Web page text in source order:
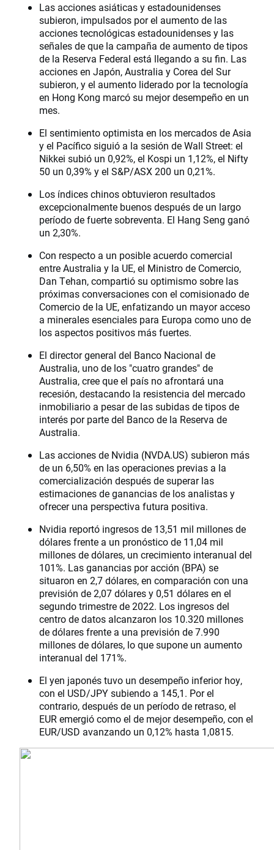
Las acciones asiáticas y estadounidenses
subieron, impulsados ​​por el aumento de las
acciones tecnológicas estadounidenses y las
señales de que la campaña de aumento de tipos
de la Reserva Federal está llegando a su fin. Las
acciones en Japón, Australia y Corea del Sur
subieron, y el aumento liderado por la tecnología
en Hong Kong marcó su mejor desempeño en un
mes.
El sentimiento optimista en los mercados de Asia
y el Pacífico siguió a la sesión de Wall Street: el
Nikkei subió un 0,92%, el Kospi un 1,12%, el Nifty
50 un 0,39% y el S&P/ASX 200 un 0,21%.
Los índices chinos obtuvieron resultados
excepcionalmente buenos después de un largo
período de fuerte sobreventa. El Hang Seng ganó
un 2,30%.
Con respecto a un posible acuerdo comercial
entre Australia y la UE, el Ministro de Comercio,
Dan Tehan, compartió su optimismo sobre las
próximas conversaciones con el comisionado de
Comercio de la UE, enfatizando un mayor acceso
a minerales esenciales para Europa como uno de
los aspectos positivos más fuertes.
El director general del Banco Nacional de
Australia, uno de los "cuatro grandes" de
Australia, cree que el país no afrontará una
recesión, destacando la resistencia del mercado
inmobiliario a pesar de las subidas de tipos de
interés por parte del Banco de la Reserva de
Australia.
Las acciones de Nvidia (NVDA.US) subieron más
de un 6,50% en las operaciones previas a la
comercialización después de superar las
estimaciones de ganancias de los analistas y
ofrecer una perspectiva futura positiva.
Nvidia reportó ingresos de 13,51 mil millones de
dólares frente a un pronóstico de 11,04 mil
millones de dólares, un crecimiento interanual del
101%. Las ganancias por acción (BPA) se
situaron en 2,7 dólares, en comparación con una
previsión de 2,07 dólares y 0,51 dólares en el
segundo trimestre de 2022. Los ingresos del
centro de datos alcanzaron los 10.320 millones
de dólares frente a una previsión de 7.990
millones de dólares, lo que supone un aumento
interanual del 171%.
El yen japonés tuvo un desempeño inferior hoy,
con el USD/JPY subiendo a 145,1. Por el
contrario, después de un período de retraso, el
EUR emergió como el de mejor desempeño, con el
EUR/USD avanzando un 0,12% hasta 1,0815.